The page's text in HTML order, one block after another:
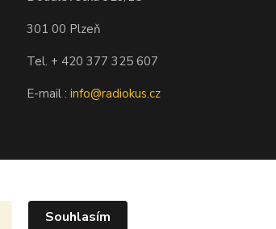
301 00 Plzeň
Tel. + 420 377 325 607
E-mail : info@radiokus.cz
Souhlasím